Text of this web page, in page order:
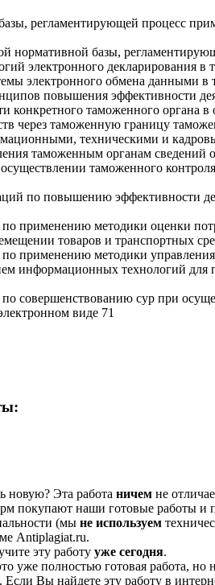
регламентирующей процесс
нормативной базы,
электронного декларирования
электронного обмена данными
повышения эффективности
конкретного таможенного
через таможенную границу
техническими и
таможенным органам
таможенного
по повышению эффективности
по применению методики оценки
товаров и транспортных
по применению методики
информационных технологий
по совершенствованию сур при
виде 71
новую? Эта работа ничем не
покупают наши готовые работы и
(мы не используем
Аntiplagiat.ru.
эту работу уже сегодня.
уже полностью готовая работа, но
Если Вы найдете эту работу в